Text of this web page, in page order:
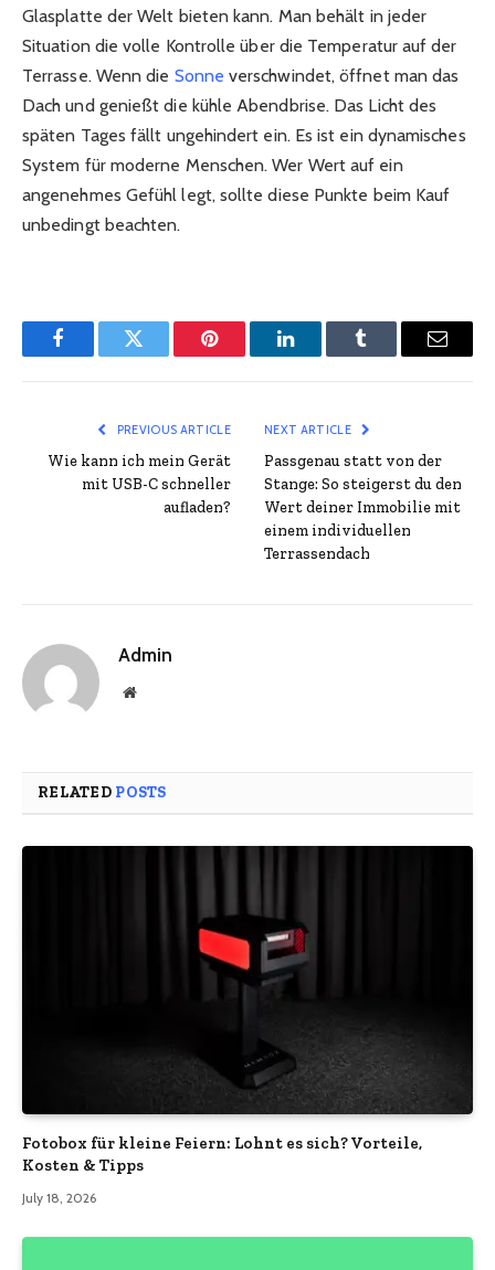
Glasplatte der Welt bieten kann. Man behält in jeder
Situation die volle Kontrolle über die Temperatur auf der
Terrasse. Wenn die Sonne verschwindet, öffnet man das
Dach und genießt die kühle Abendbrise. Das Licht des
späten Tages fällt ungehindert ein. Es ist ein dynamisches
System für moderne Menschen. Wer Wert auf ein
angenehmes Gefühl legt, sollte diese Punkte beim Kauf
unbedingt beachten.
FacebookTwitter Pinterest LinkedInTumblr Email
PREVIOUS ARTICLE
Wie kann ich mein Gerät
mit USB-C schneller
aufladen?
NEXT ARTICLE
Passgenau statt von der
Stange: So steigerst du den
Wert deiner Immobilie mit
einem individuellen
Terrassendach
Admin
Website
RELATED POSTS
Fotobox für kleine Feiern: Lohnt es sich? Vorteile,
Kosten & Tipps
July 18, 2026